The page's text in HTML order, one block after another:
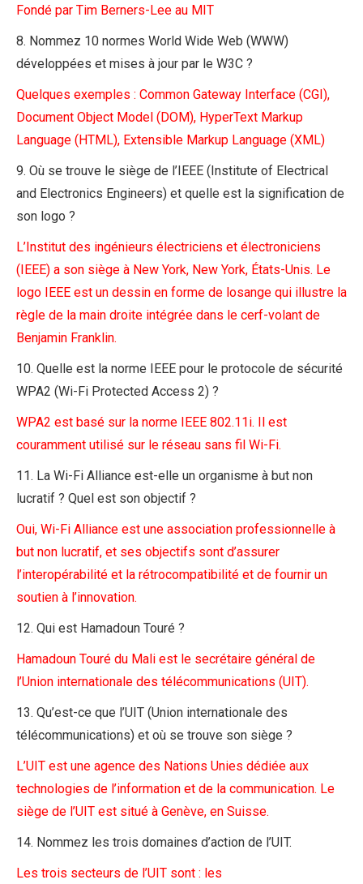
Fondé par Tim Berners-Lee au MIT
8. Nommez 10 normes World Wide Web (WWW)
développées et mises à jour par le W3C ?
Quelques exemples : Common Gateway Interface (CGI),
Document Object Model (DOM), HyperText Markup
Language (HTML), Extensible Markup Language (XML)
9. Où se trouve le siège de l’IEEE (Institute of Electrical
and Electronics Engineers) et quelle est la signification de
son logo ?
L’Institut des ingénieurs électriciens et électroniciens
(IEEE) a son siège à New York, New York, États-Unis. Le
logo IEEE est un dessin en forme de losange qui illustre la
règle de la main droite intégrée dans le cerf-volant de
Benjamin Franklin.
10. Quelle est la norme IEEE pour le protocole de sécurité
WPA2 (Wi-Fi Protected Access 2) ?
WPA2 est basé sur la norme IEEE 802.11i. Il est
couramment utilisé sur le réseau sans fil Wi-Fi.
11. La Wi-Fi Alliance est-elle un organisme à but non
lucratif ? Quel est son objectif ?
Oui, Wi-Fi Alliance est une association professionnelle à
but non lucratif, et ses objectifs sont d’assurer
l’interopérabilité et la rétrocompatibilité et de fournir un
soutien à l’innovation.
12. Qui est Hamadoun Touré ?
Hamadoun Touré du Mali est le secrétaire général de
l’Union internationale des télécommunications (UIT).
13. Qu’est-ce que l’UIT (Union internationale des
télécommunications) et où se trouve son siège ?
L’UIT est une agence des Nations Unies dédiée aux
technologies de l’information et de la communication. Le
siège de l’UIT est situé à Genève, en Suisse.
14. Nommez les trois domaines d’action de l’UIT.
Les trois secteurs de l’UIT sont : les